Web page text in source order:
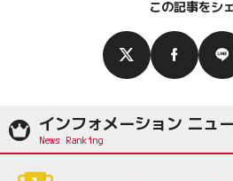
この記事をシ
インフォメーション ニュ